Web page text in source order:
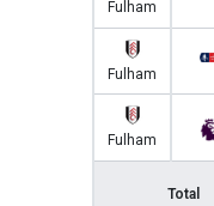
Fulham
Fulham
Fulham
Total